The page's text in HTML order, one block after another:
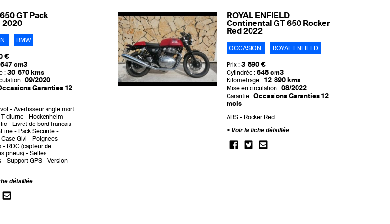
GT Pack
2020
BMW
€
647 cm3
: 30 670 kms
: 09/2020
Garanties 12
Avertisseur angle mort
diurne
Hockenheim
Livret de bord francais
Pack Securite
Case Givi
Poignees
RDC (capteur de
pneus)
Selles
Support GPS
Version
détaillée
ROYAL ENFIELD
Continental GT 650 Rocker
Red 2022
OCCASION ROYAL ENFIELD
Prix : 3 890 €
Cylindrée : 648 cm3
Kilométrage : 12 890 kms
Mise en circulation : 08/2022
Garantie : Occasions Garanties 12
mois
ABS
Rocker Red
Voir la fiche détaillée